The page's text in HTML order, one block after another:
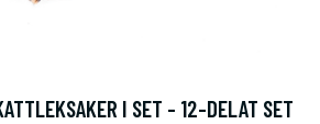
I SET - 12-DELAT SET